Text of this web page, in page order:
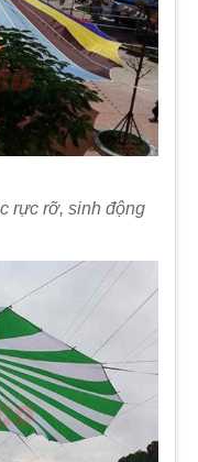
rực rỡ, sinh động